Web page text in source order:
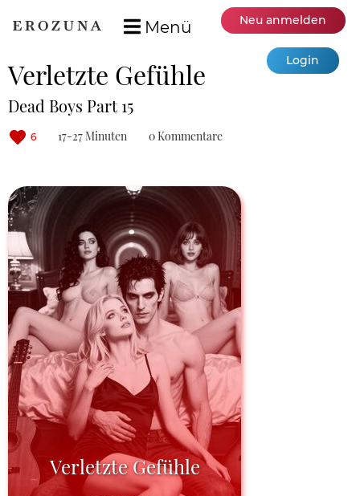
Menü Neu anmelden
Login
Verletzte Gefühle
Dead Boys Part 15
6 17-27 Minuten 0 Kommentare
Verletzte Gefühle